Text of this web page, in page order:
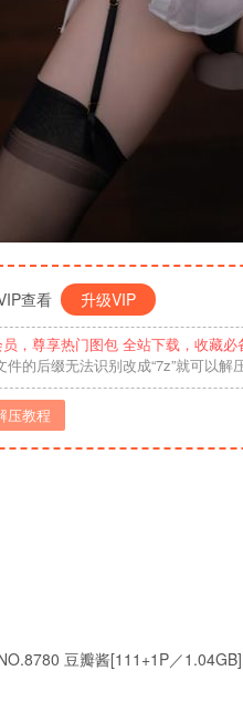
查看 升级VIP
，尊享热门图包 全站下载，收藏必
的后缀无法识别改成“7z”就可以解
压教程
豆瓣酱[111+1P／1.04GB]